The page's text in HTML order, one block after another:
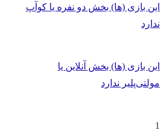
بازی‌ (ها) بخش دو نفره یا کوآپ
بازی‌ (ها) بخش آنلاین یا
ندارد